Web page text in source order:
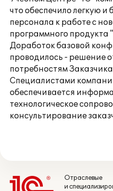
что обеспечило легкую
персонала к работе с
программного продукта
Доработок базовой
проводилось - решение
потребностям
Специалистами
обеспечивается
технологическое
консультирование
Отраслевые
и